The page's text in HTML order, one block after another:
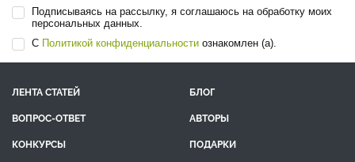
Подписываясь на рассылку, я соглашаюсь на обработку моих
персональных данных.
С Политикой конфиденциальности ознакомлен (а).
ЛЕНТА СТАТЕЙ
БЛОГ
ВОПРОС-ОТВЕТ
АВТОРЫ
КОНКУРСЫ
ПОДАРКИ